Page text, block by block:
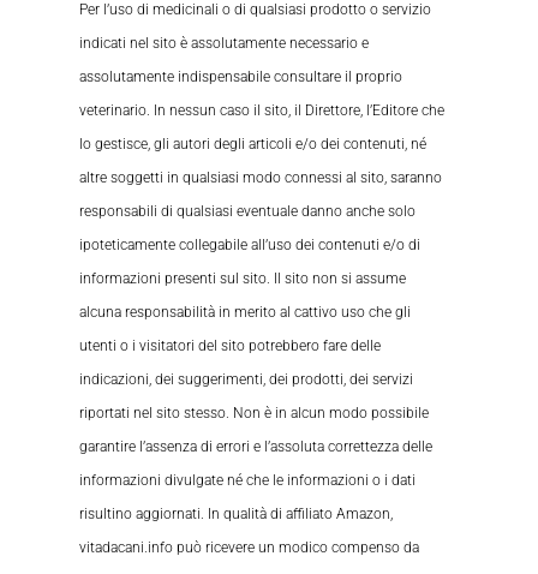
Per l’uso di medicinali o di qualsiasi prodotto o servizio
indicati nel sito è assolutamente necessario e
assolutamente indispensabile consultare il proprio
veterinario. In nessun caso il sito, il Direttore, l’Editore che
lo gestisce, gli autori degli articoli e/o dei contenuti, né
altre soggetti in qualsiasi modo connessi al sito, saranno
responsabili di qualsiasi eventuale danno anche solo
ipoteticamente collegabile all’uso dei contenuti e/o di
informazioni presenti sul sito. Il sito non si assume
alcuna responsabilità in merito al cattivo uso che gli
utenti o i visitatori del sito potrebbero fare delle
indicazioni, dei suggerimenti, dei prodotti, dei servizi
riportati nel sito stesso. Non è in alcun modo possibile
garantire l’assenza di errori e l’assoluta correttezza delle
informazioni divulgate né che le informazioni o i dati
risultino aggiornati. In qualità di affiliato Amazon,
vitadacani.info può ricevere un modico compenso da